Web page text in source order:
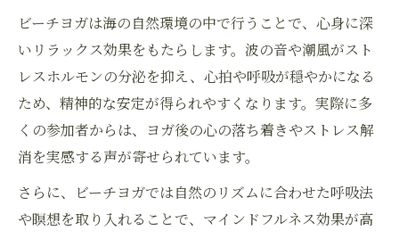
太陽や風がヨガの効果を高める理由
自然環境でヨガを行うメリットと注意点
ヨガがもたらすストレス解消の実感方法
海辺で楽しむヨガの準備と注意ポイント
ビーチヨガに必要な持ち物と便利な工夫
ヨガを快適に行うための服装と準備方法
砂浜でのヨガに適したマットや小物選び
日差し対策とヨガの安全な楽しみ方
ビーチヨガは海の自然環境の中で行うことで、心身に深
いリラックス効果をもたらします。波の音や潮風がスト
レスホルモンの分泌を抑え、心拍や呼吸が穏やかになる
ため、精神的な安定が得られやすくなります。実際に多
くの参加者からは、ヨガ後の心の落ち着きやストレス解
消を実感する声が寄せられています。
さらに、ビーチヨガでは自然のリズムに合わせた呼吸法
や瞑想を取り入れることで、マインドフルネス効果が高